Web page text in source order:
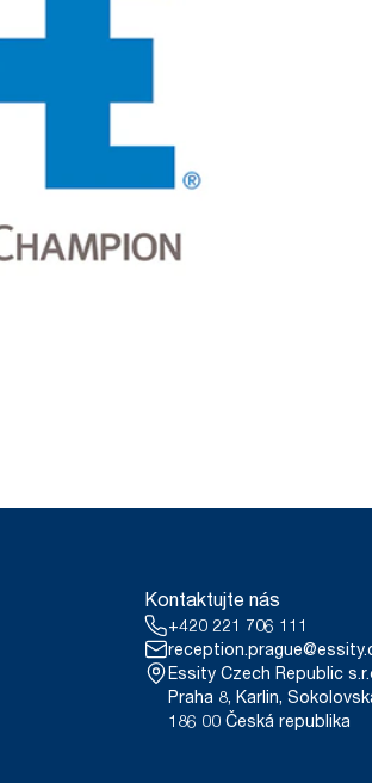
Kontaktujte nás
+420 221 706 111
Essity Czech Republic
Praha 8, Karlin,
186 00 Česká republika